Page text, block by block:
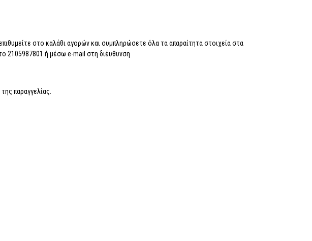
στο καλάθι αγορών και συμπληρώσετε όλα τα απαραίτητα στοιχεία στα
2105987801 ή μέσω e-mail στη διέυθυνση
παραγγελίας.